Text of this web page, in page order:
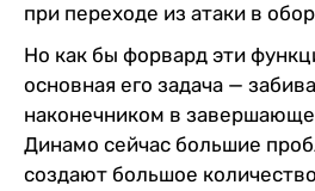
при переходе из атаки в
Но как бы форвард эти
основная его задача —
наконечником в
Динамо сейчас большие
создают большое